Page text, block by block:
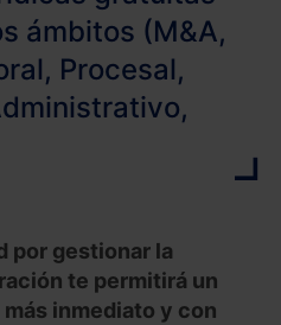
ámbitos (M&A,
Procesal,
por gestionar la
te permitirá un
inmediato y con